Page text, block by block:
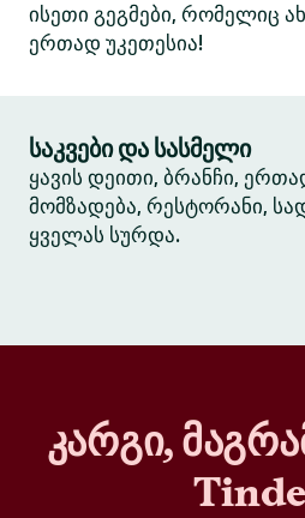
ისეთი გეგმები, რომელიც
ერთად უკეთესია!
საკვები და სასმელი
ყავის დეითი, ბრანჩი,
მომზადება, რესტორანი,
ყველას სურდა.
კარგი,